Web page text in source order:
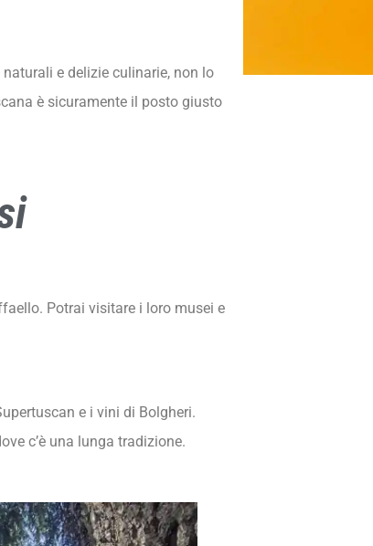
e delizie culinarie, non lo
è sicuramente il posto giusto
Potrai visitare i loro musei e
e i vini di Bolgheri.
c’è una lunga tradizione.